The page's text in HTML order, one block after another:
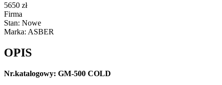
5650 zł
Firma
Stan: Nowe
Marka: ASBER
OPIS
Nr.katalogowy: GM-500 COLD